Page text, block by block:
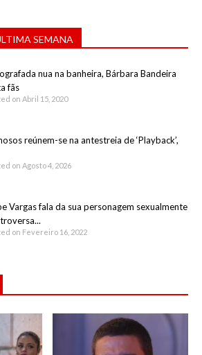
SEMANA
nua na banheira, Bárbara Bandeira
fãs
on Abril 15, 2020
reúnem-se na antestreia de ‘Playback’,
on Agosto 4, 2026
Vargas fala da sua personagem sexualmente
on Fevereiro 16, 2022